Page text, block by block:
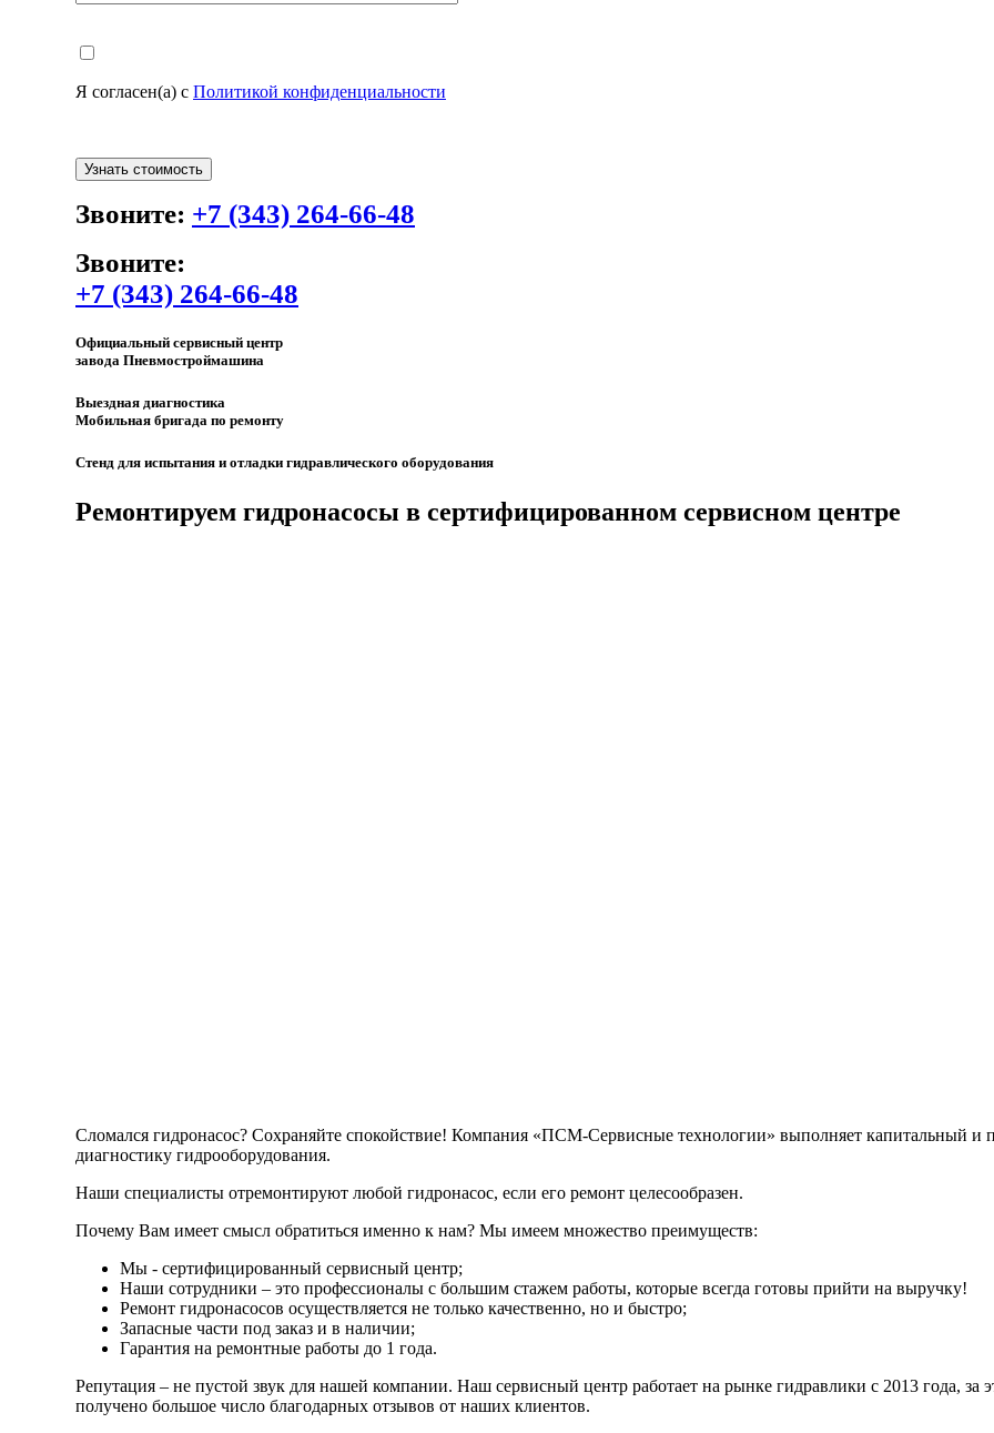
Я согласен(а) с Политикой конфиденциальности
Звоните: +7 (343) 264-66-48
Звоните:
+7 (343) 264-66-48
Официальный сервисный центр
завода Пневмостроймашина
Выездная диагностика
Мобильная бригада по ремонту
Стенд для испытания и отладки гидравлического оборудования
Ремонтируем гидронасосы в сертифицированном сервисном центре
Сломался гидронасос? Сохраняйте спокойствие! Компания «ПСМ-Сервисные технологии» выполняет капитальный и
диагностику гидрооборудования.
Наши специалисты отремонтируют любой гидронасос, если его ремонт целесообразен.
Почему Вам имеет смысл обратиться именно к нам? Мы имеем множество преимуществ:
Мы - сертифицированный сервисный центр;
Наши сотрудники – это профессионалы с большим стажем работы, которые всегда готовы прийти на выручку!
Ремонт гидронасосов осуществляется не только качественно, но и быстро;
Запасные части под заказ и в наличии;
Гарантия на ремонтные работы до 1 года.
Репутация – не пустой звук для нашей компании. Наш сервисный центр работает на рынке гидравлики с 2013 года,
получено большое число благодарных отзывов от наших клиентов.